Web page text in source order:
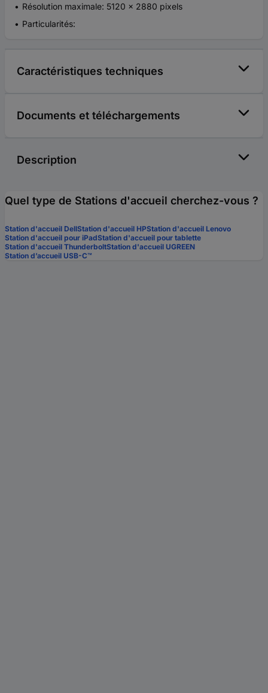
Résolution maximale: 5120 x 2880 pixels
Particularités:
Caractéristiques techniques
Documents et téléchargements
Description
Quel type de Stations d'accueil cherchez-vous ?
Station d'accueil DellStation d'accueil HPStation d'accueil Lenovo
Station d'accueil pour iPadStation d'accueil pour tablette
Station d'accueil ThunderboltStation d'accueil UGREEN
Station d’accueil USB-C™